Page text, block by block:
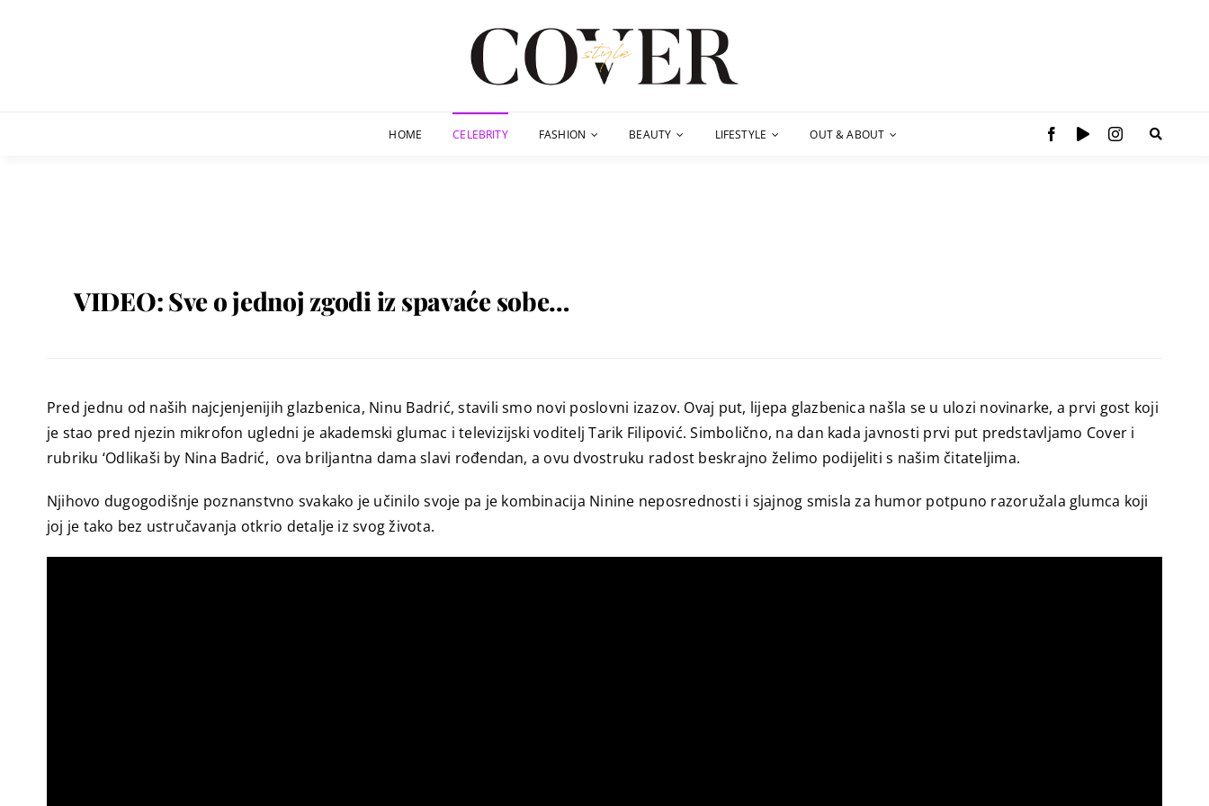
HOME CELEBRITY FASHION BEAUTY LIFESTYLE OUT & ABOUT
VIDEO: Sve o jednoj zgodi iz spavaće sobe…
Pred jednu od naših najcjenjenijih glazbenica, Ninu Badrić, stavili smo novi poslovni izazov. Ovaj put, lijepa glazbenica našla se u ulozi novinarke, a prvi gost koji
je stao pred njezin mikrofon ugledni je akademski glumac i televizijski voditelj Tarik Filipović. Simbolično, na dan kada javnosti prvi put predstavljamo Cover i
rubriku ‘Odlikaši by Nina Badrić, ova briljantna dama slavi rođendan, a ovu dvostruku radost beskrajno želimo podijeliti s našim čitateljima.
Njihovo dugogodišnje poznanstvno svakako je učinilo svoje pa je kombinacija Ninine neposrednosti i sjajnog smisla za humor potpuno razoružala glumca koji
joj je tako bez ustručavanja otkrio detalje iz svog života.